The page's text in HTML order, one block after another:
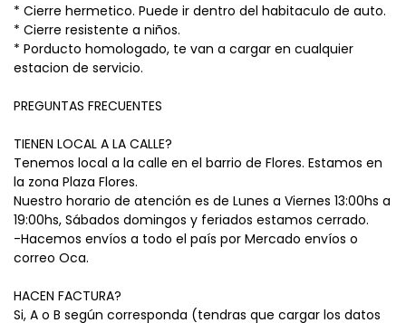
* Cierre hermetico. Puede ir dentro del habitaculo de auto.
* Cierre resistente a niños.
* Porducto homologado, te van a cargar en cualquier
estacion de servicio.
PREGUNTAS FRECUENTES
TIENEN LOCAL A LA CALLE?
Tenemos local a la calle en el barrio de Flores. Estamos en
la zona Plaza Flores.
Nuestro horario de atención es de Lunes a Viernes 13:00hs a
19:00hs, Sábados domingos y feriados estamos cerrado.
-Hacemos envíos a todo el país por Mercado envíos o
correo Oca.
HACEN FACTURA?
Si, A o B según corresponda (tendras que cargar los datos